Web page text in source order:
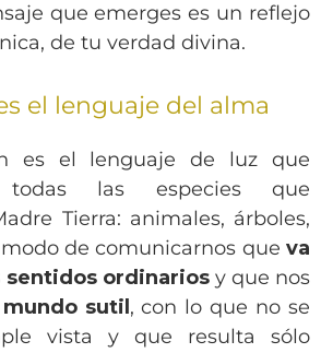
que emerges es un reflejo
de tu verdad divina.
el lenguaje del alma
es el lenguaje de luz que
todas las especies que
Tierra: animales, árboles,
de comunicarnos que va
sentidos ordinarios y que nos
mundo sutil , con lo que no se
vista y que resulta sólo